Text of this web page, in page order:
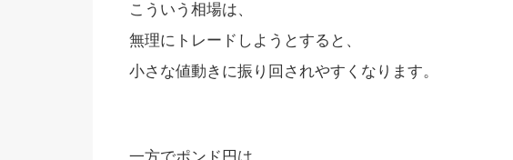
こういう相場は、
無理にトレードしようとすると、
小さな値動きに振り回されやすくなります。